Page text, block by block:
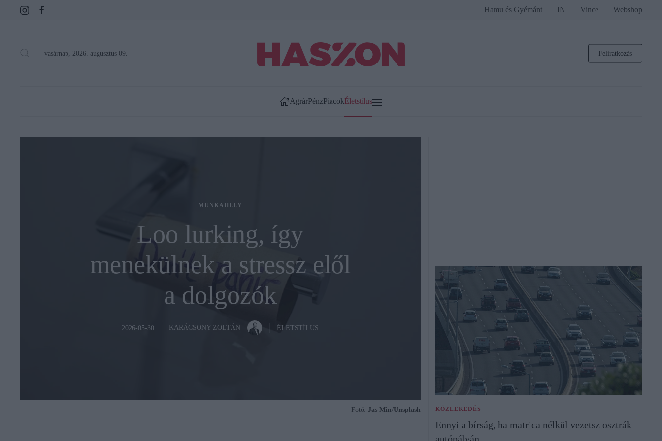
Hamu és Gyémánt IN Vince Webshop
vasárnap, 2026. augusztus 09. Feliratkozás
AgrárPénzPiacokÉletstílus
MUNKAHELY
Loo lurking, így
menekülnek a stressz elől
a dolgozók
2026-05-30 KARÁCSONY ZOLTÁN ÉLETSTÍLUS
Fotó: Jas Min/Unsplash KÖZLEKEDÉS
Ennyi a bírság, ha matrica nélkül vezetsz osztrák
autópályán